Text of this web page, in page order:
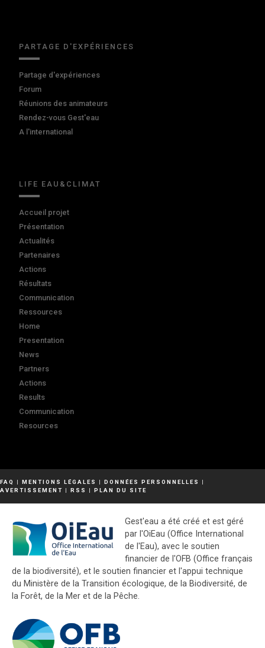
PARTAGE D'EXPÉRIENCES
Partage d'expériences
Forum
Réunions des animateurs
Rendez-vous Gest'eau
A l'international
LIFE EAU&CLIMAT
Accueil projet
Présentation
Actualités
Partenaires
Actions
Résultats
Communication
Ressources
Home
Presentation
News
Partners
Actions
Results
Communication
Resources
FAQ | MENTIONS LÉGALES | DONNÉES PERSONNELLES
|
AVERTISSEMENT | RSS | PLAN DU SITE
Gest'eau a été créé et est géré
par l'OiEau (Office International
de l'Eau), avec le soutien
financier de l'OFB (Office français
de la biodiversité), et le soutien financier et l'appui technique
du Ministère de la Transition écologique, de la Biodiversité, de
la Forêt, de la Mer et de la Pêche.